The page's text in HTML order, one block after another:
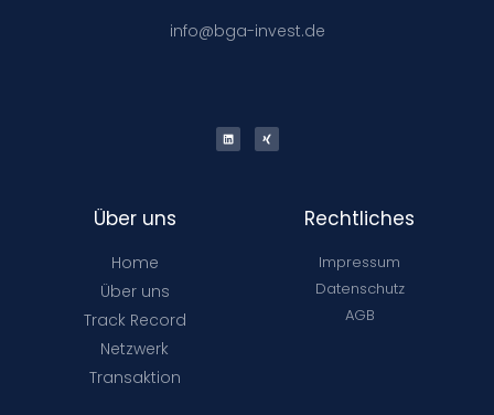
info@bga-invest.de
Über uns
Home
Über uns
Track Record
Netzwerk
Transaktion
Rechtliches
Impressum
Datenschutz
AGB